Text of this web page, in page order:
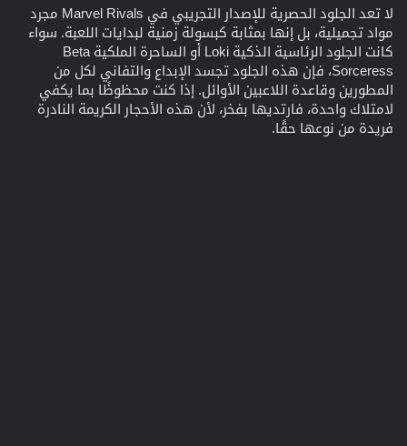
لا تعد الجلود الحصرية للإصدار التجريبي في Marvel Rivals مجرد
مواد تجميلية، بل إنها بمثابة كبسولة زمنية لبدايات اللعبة. سواء
كانت الجلود الرئاسية الذكية Loki أو الساحرة الملكية Beta
Sorceress، فإن هذه الجلود تجسد الإبداع والتفاني لكل من
المطورين وقاعدة اللاعبين الأوائل. إذا كنت محظوظًا بما يكفي
لامتلاك واحدة، فارتديها بفخر، لأن هذه الأحجار الكريمة النادرة
فريدة من نوعها حقًا.